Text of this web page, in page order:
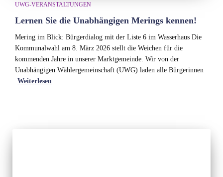
UWG-VERANSTALTUNGEN
Lernen Sie die Unabhängigen Merings kennen!
Mering im Blick: Bürgerdialog mit der Liste 6 im Wasserhaus Die
Kommunalwahl am 8. März 2026 stellt die Weichen für die
kommenden Jahre in unserer Marktgemeinde. Wir von der
Unabhängigen Wählergemeinschaft (UWG) laden alle Bürgerinnen
Weiterlesen